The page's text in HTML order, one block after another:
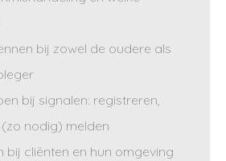
bij zowel de oudere als
bij signalen: registreren,
nodig) melden
bij cliënten en hun omgeving